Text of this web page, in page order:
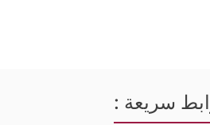
سريعة :